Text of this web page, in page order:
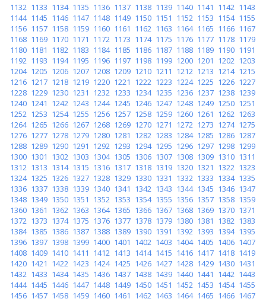
1132 1133 1134 1135 1136 1137 1138 1139 1140 1141 1142 1143
1144 1145 1146 1147 1148 1149 1150 1151 1152 1153 1154 1155
1156 1157 1158 1159 1160 1161 1162 1163 1164 1165 1166 1167
1168 1169 1170 1171 1172 1173 1174 1175 1176 1177 1178 1179
1180 1181 1182 1183 1184 1185 1186 1187 1188 1189 1190 1191
1192 1193 1194 1195 1196 1197 1198 1199 1200 1201 1202 1203
1204 1205 1206 1207 1208 1209 1210 1211 1212 1213 1214 1215
1216 1217 1218 1219 1220 1221 1222 1223 1224 1225 1226 1227
1228 1229 1230 1231 1232 1233 1234 1235 1236 1237 1238 1239
1240 1241 1242 1243 1244 1245 1246 1247 1248 1249 1250 1251
1252 1253 1254 1255 1256 1257 1258 1259 1260 1261 1262 1263
1264 1265 1266 1267 1268 1269 1270 1271 1272 1273 1274 1275
1276 1277 1278 1279 1280 1281 1282 1283 1284 1285 1286 1287
1288 1289 1290 1291 1292 1293 1294 1295 1296 1297 1298 1299
1300 1301 1302 1303 1304 1305 1306 1307 1308 1309 1310 1311
1312 1313 1314 1315 1316 1317 1318 1319 1320 1321 1322 1323
1324 1325 1326 1327 1328 1329 1330 1331 1332 1333 1334 1335
1336 1337 1338 1339 1340 1341 1342 1343 1344 1345 1346 1347
1348 1349 1350 1351 1352 1353 1354 1355 1356 1357 1358 1359
1360 1361 1362 1363 1364 1365 1366 1367 1368 1369 1370 1371
1372 1373 1374 1375 1376 1377 1378 1379 1380 1381 1382 1383
1384 1385 1386 1387 1388 1389 1390 1391 1392 1393 1394 1395
1396 1397 1398 1399 1400 1401 1402 1403 1404 1405 1406 1407
1408 1409 1410 1411 1412 1413 1414 1415 1416 1417 1418 1419
1420 1421 1422 1423 1424 1425 1426 1427 1428 1429 1430 1431
1432 1433 1434 1435 1436 1437 1438 1439 1440 1441 1442 1443
1444 1445 1446 1447 1448 1449 1450 1451 1452 1453 1454 1455
1456 1457 1458 1459 1460 1461 1462 1463 1464 1465 1466 1467